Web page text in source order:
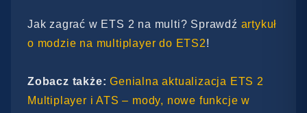
Jak zagrać w ETS 2 na multi? Sprawdź artykuł
o modzie na multiplayer do ETS2!
Zobacz także:Genialna aktualizacja ETS 2
Multiplayer i ATS – mody, nowe funkcje w